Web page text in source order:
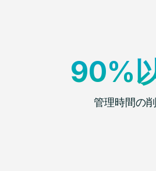
90%
管理時間の